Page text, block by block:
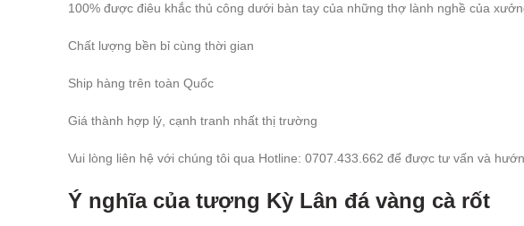
100% được điêu khắc thủ công dưới bàn tay của những thợ lành nghề của
Chất lượng bền bỉ cùng thời gian
Ship hàng trên toàn Quốc
Giá thành hợp lý, cạnh tranh nhất thị trường
Vui lòng liên hệ với chúng tôi qua Hotline: 0707.433.662 để được tư vấn và
Ý nghĩa của tượng Kỳ Lân đá vàng cà rốt